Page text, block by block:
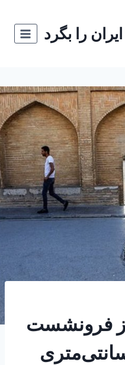
ایران را بگرد
فرونشست
۱۵ تا ۱۸ سانتی‌متری